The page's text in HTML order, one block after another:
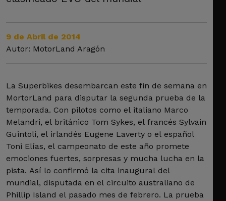
9 de Abril de 2014
Autor: MotorLand Aragón
La Superbikes desembarcan este fin de semana en
MortorLand para disputar la segunda prueba de la
temporada. Con pilotos como el italiano Marco
Melandri, el británico Tom Sykes, el francés Sylvain
Guintoli, el irlandés Eugene Laverty o el español
Toni Elías, el campeonato de este año promete
emociones fuertes, sorpresas y mucha lucha en la
pista. Así lo confirmó la cita inaugural del
mundial, disputada en el circuito australiano de
Phillip Island el pasado mes de febrero. La prueba